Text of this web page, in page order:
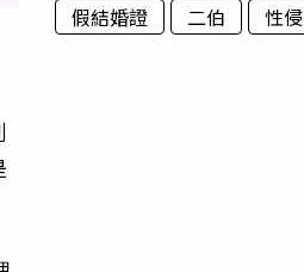
假結婚證
二伯 性侵